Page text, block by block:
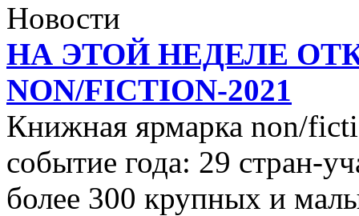
Новости
НА ЭТОЙ НЕДЕЛЕ
NON/FICTION-2021
Книжная ярмарка non/
событие года: 29 стран-
более 300 крупных и